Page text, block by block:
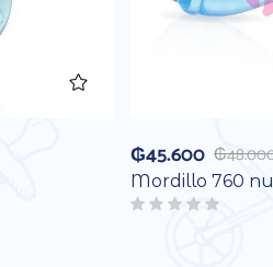
₲
₲45.600
Mordillo 760